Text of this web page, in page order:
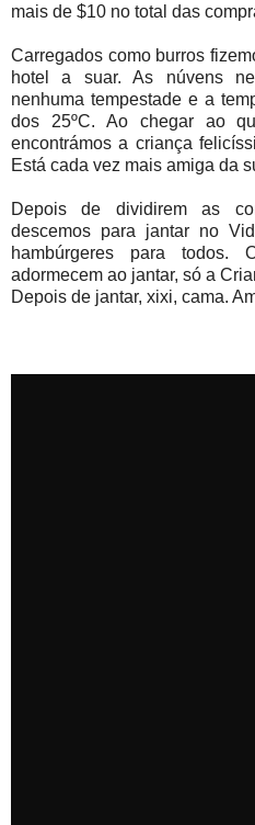
mais de $10 no total das
Carregados como burros
hotel a suar. As núvens
nenhuma tempestade e a
dos 25ºC. Ao chegar ao
encontrámos a criança
Está cada vez mais amiga da
Depois de dividirem as
descemos para jantar no
hambúrgeres para todos.
adormecem ao jantar, só a
Depois de jantar, xixi, cama.